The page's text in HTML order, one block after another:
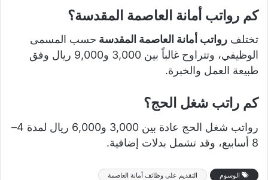
كم رواتب أمانة العاصمة المقدسة؟
تختلف رواتب أمانة العاصمة المقدسة حسب المسمى
الوظيفي، وتتراوح غالباً بين 3,000 و9,000 ريال وفق
طبيعة العمل والخبرة.
كم راتب شغل الحج؟
رواتب شغل الحج عادة بين 3,000 و6,000 ريال لمدة 4–
8 أسابيع، وقد تشمل بدلات إضافية.
الوسوم
التقديم على وظائف أمانة العاصمة